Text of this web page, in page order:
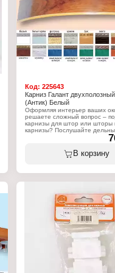
Вариация: двухрядный
Способ крепления: настенный
Материал: металл, пластик
Цвет: белый
Диаметр: 28 мм
Длина: 2 м
Код:225643
Карниз Галант
(Антик) Белый
Оформляя интерьер ваших
решаете сложный вопрос –
карнизы для штор или шторы
карнизы? Послушайте
карнизы для штор
приобретать после того, как
определились с типом штор и
собственным весом. Но только
серии "Галант - Антик",
полозного ПВХ профиля и
комплектующих. Длина
Цвет - белый.
Характеристики:
Серия: "Галант - Антик"
Тип товара: Карниз
Вариация: двухполозный
Способ крепления: потолочный
Материал: ПВХ
В корзину